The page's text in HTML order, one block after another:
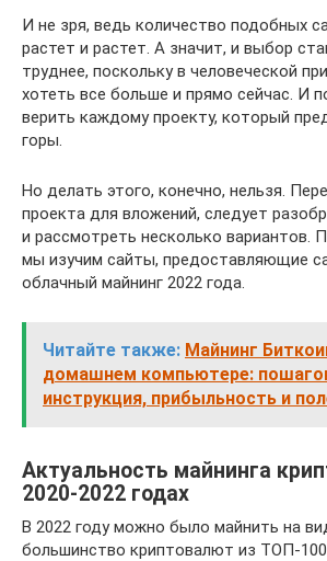
И не зря, ведь количество подобных
растет и растет. А значит, и выбор
труднее, поскольку в человеческой
хотеть все больше и прямо сейчас. И
верить каждому проекту, который
горы.
Но делать этого, конечно, нельзя.
проекта для вложений, следует
и рассмотреть несколько вариантов.
мы изучим сайты, предоставляющие
облачный майнинг 2022 года.
Читайте также: Майнинг
домашнем компьютере:
инструкция, прибыльность и
Актуальность майнинга
2020-2022 годах
В 2022 году можно было майнить на
большинство криптовалют из ТОП-